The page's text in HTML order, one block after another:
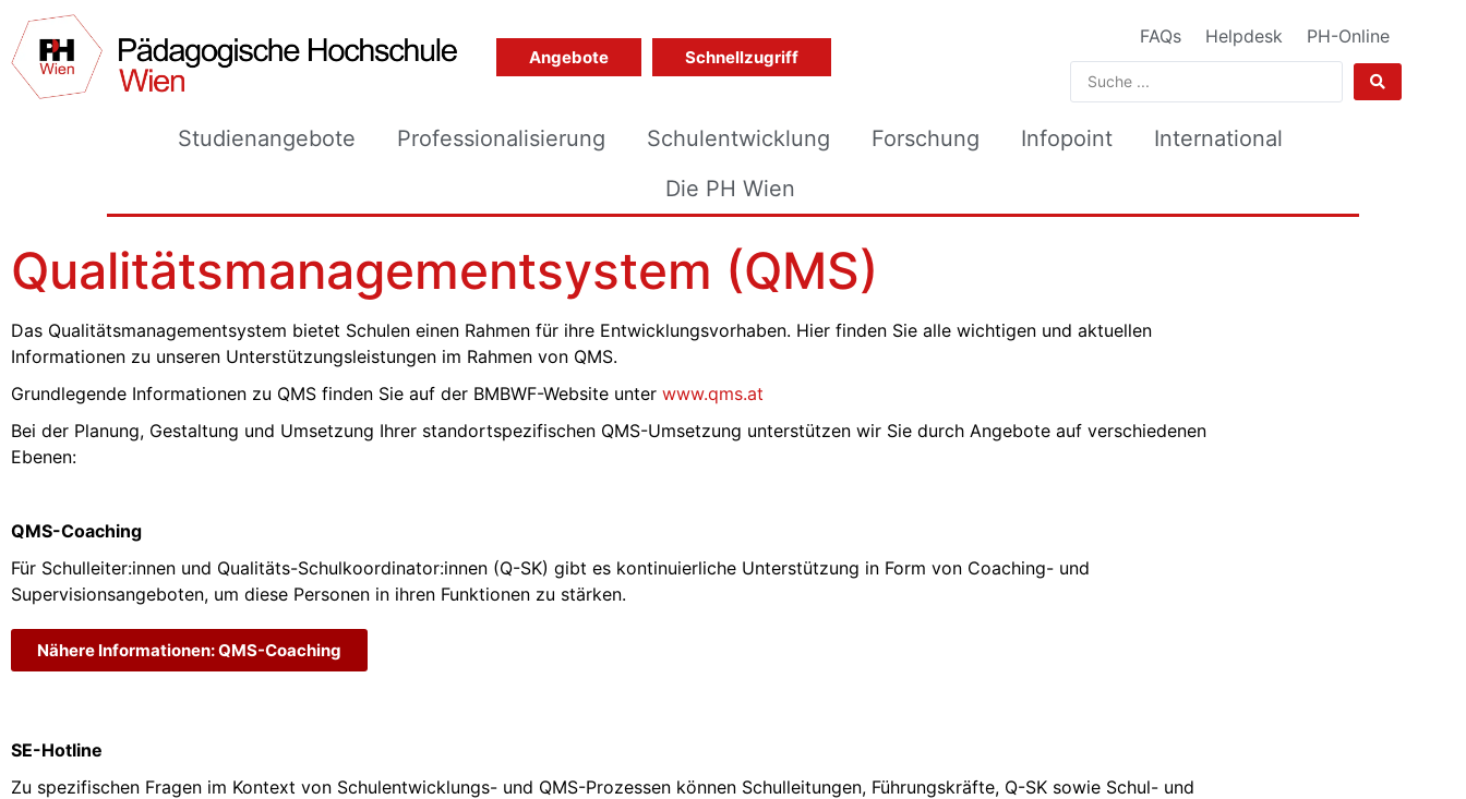
Angebote Schnellzugriff
FAQs Helpdesk PH-Online
Studienangebote Professionalisierung Schulentwicklung Forschung Infopoint
International
Die PH Wien
Qualitätsmanagementsystem (QMS)
Das Qualitätsmanagementsystem bietet Schulen einen Rahmen für ihre Entwicklungsvorhaben. Hier finden Sie alle wichtigen und aktuellen
Informationen zu unseren Unterstützungsleistungen im Rahmen von QMS.
Grundlegende Informationen zu QMS finden Sie auf der BMBWF-Website unter www.qms.at
Bei der Planung, Gestaltung und Umsetzung Ihrer standortspezifischen QMS-Umsetzung unterstützen wir Sie durch Angebote auf verschiedenen
Ebenen:
QMS-Coaching
Für Schulleiter:innen und Qualitäts-Schulkoordinator:innen (Q-SK) gibt es kontinuierliche Unterstützung in Form von Coaching- und
Supervisionsangeboten, um diese Personen in ihren Funktionen zu stärken.
Nähere Informationen: QMS-Coaching
SE-Hotline
Zu spezifischen Fragen im Kontext von Schulentwicklungs- und QMS-Prozessen können Schulleitungen, Führungskräfte, Q-SK sowie Schul- und